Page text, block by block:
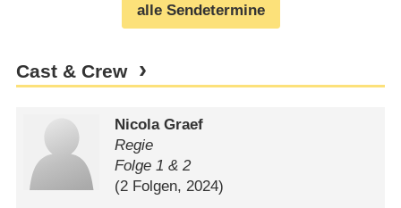
alle Sendetermine
Cast & Crew
Nicola Graef
Regie
Folge 1 & 2
(2 Folgen, 2024)